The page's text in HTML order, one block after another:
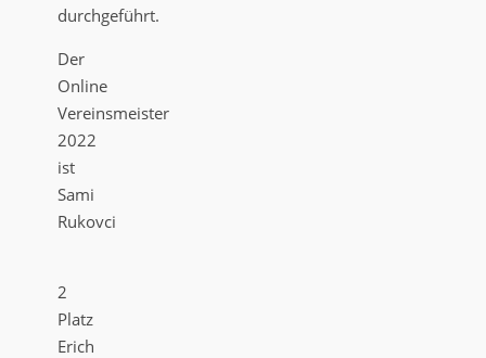
durchgeführt.
Der
Online
Vereinsmeister
2022
ist
Sami
Rukovci
2
Platz
Erich